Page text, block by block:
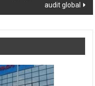
audit global